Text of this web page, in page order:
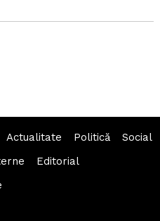
Actualitate Politică
Social
Editorial